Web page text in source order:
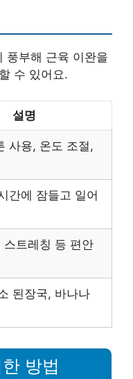
풍부해 근육 이완을
수 있어요.
설명
사용, 온도 조절,
간에 잠들고 일어
스트레칭 등 편안
된장국, 바나나
방법